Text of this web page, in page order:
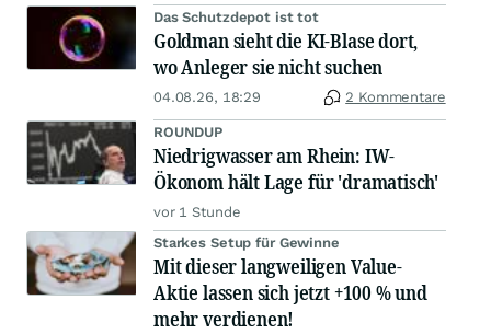
Das Schutzdepot ist tot
Goldman sieht die KI-Blase dort,
wo Anleger sie nicht suchen
04.08.26, 18:29 2 Kommentare
ROUNDUP
Niedrigwasser am Rhein: IW-
Ökonom hält Lage für 'dramatisch'
vor 1 Stunde
Starkes Setup für Gewinne
Mit dieser langweiligen Value-
Aktie lassen sich jetzt +100 % und
mehr verdienen!